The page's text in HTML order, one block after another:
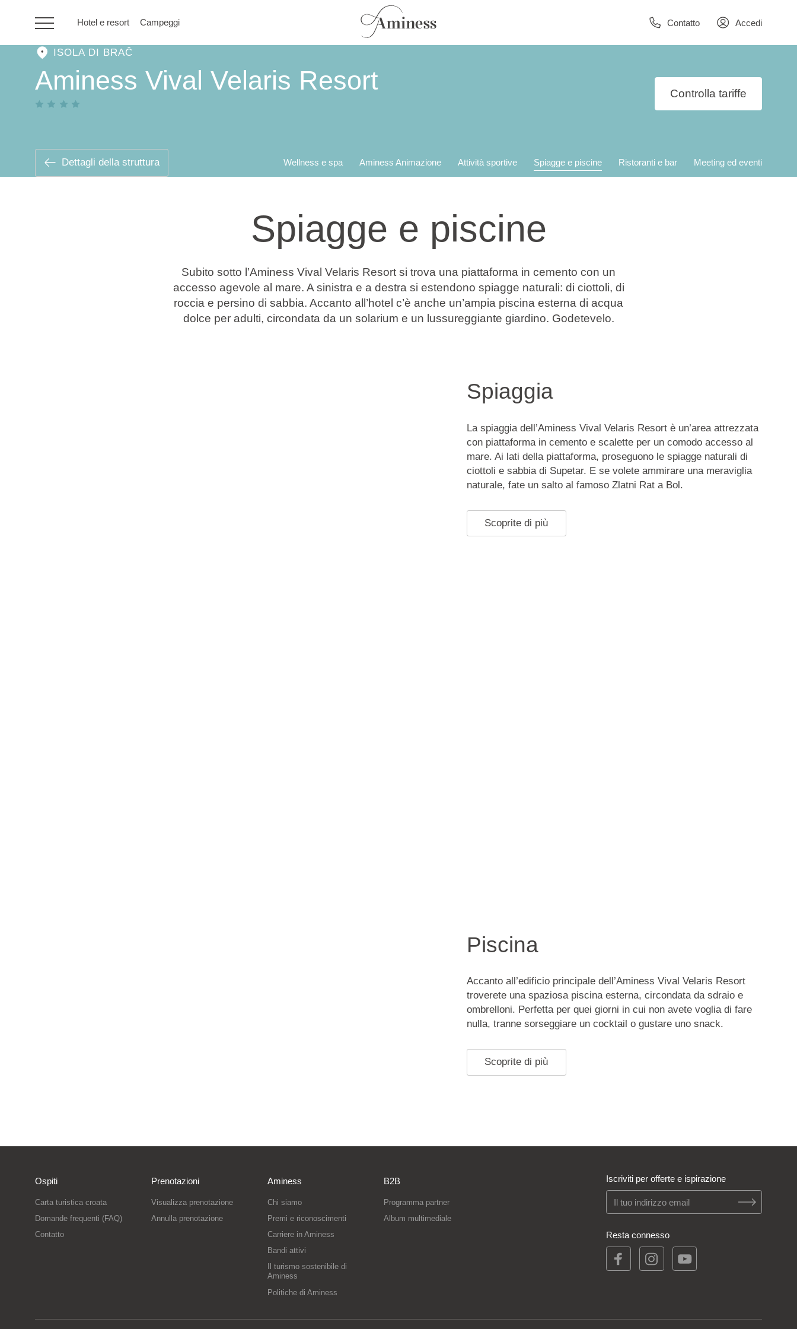
Hotel e resort Campeggi Contatto Accedi
HR
Campeggi
ISOLA DI BRAČ
Aminess Vival Velaris Resort Controlla tariffe
Dettagli della struttura Wellness e spa Aminess Animazione Attività sportive Spiagge e piscine Ristoranti e bar Meeting ed eventi
Spiagge e piscine
Subito sotto l’Aminess Vival Velaris Resort si trova una piattaforma in cemento con un
accesso agevole al mare. A sinistra e a destra si estendono spiagge naturali: di ciottoli, di
roccia e persino di sabbia. Accanto all’hotel c’è anche un’ampia piscina esterna di acqua
dolce per adulti, circondata da un solarium e un lussureggiante giardino. Godetevelo.
Spiaggia
La spiaggia dell’Aminess Vival Velaris Resort è un’area attrezzata
con piattaforma in cemento e scalette per un comodo accesso al
mare. Ai lati della piattaforma, proseguono le spiagge naturali di
ciottoli e sabbia di Supetar. E se volete ammirare una meraviglia
naturale, fate un salto al famoso Zlatni Rat a Bol.
Scoprite di più
Piscina
Accanto all’edificio principale dell’Aminess Vival Velaris Resort
troverete una spaziosa piscina esterna, circondata da sdraio e
ombrelloni. Perfetta per quei giorni in cui non avete voglia di fare
nulla, tranne sorseggiare un cocktail o gustare uno snack.
Scoprite di più
Ospiti
Carta turistica croata
Domande frequenti (FAQ)
Contatto
Prenotazioni
Visualizza prenotazione
Annulla prenotazione
Aminess
Chi siamo
Premi e riconoscimenti
Carriere in Aminess
Bandi attivi
Il turismo sostenibile di
Aminess
Politiche di Aminess
B2B
Programma partner
Album multimediale
Iscriviti per offerte e ispirazione
Resta connesso